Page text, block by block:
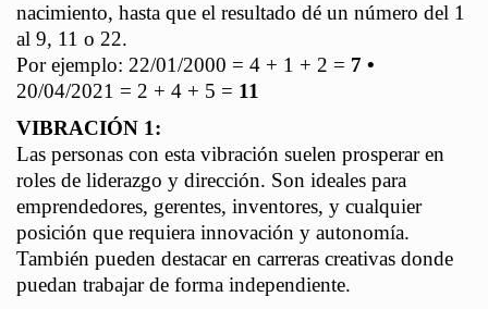
nacimiento, hasta que el resultado dé un número del 1
al 9, 11 o 22.
Por ejemplo: 22/01/2000 = 4 + 1 + 2 = 7 •
20/04/2021 = 2 + 4 + 5 = 11
VIBRACIÓN 1:
Las personas con esta vibración suelen prosperar en
roles de liderazgo y dirección. Son ideales para
emprendedores, gerentes, inventores, y cualquier
posición que requiera innovación y autonomía.
También pueden destacar en carreras creativas donde
puedan trabajar de forma independiente.